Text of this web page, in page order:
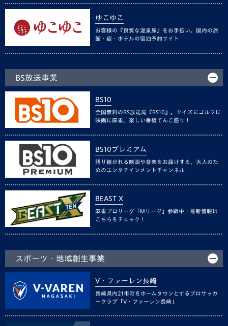
ゆこゆこ
お客様の『良質な温泉旅』をお手伝い。国内の旅
館・宿・ホテルの宿泊予約サイト
BS放送事業
BS10
全国無料のBS放送局『BS10』。クイズにゴルフに
映画に麻雀、楽しい番組てんこ盛り！
BS10プレミアム
語り継がれる映画や音楽をお届けする、大人のた
めのエンタテインメントチャンネル
BEAST X
麻雀プロリーグ「Mリーグ」参戦中！最新情報は
こちらをチェック！
スポーツ・地域創生事業
V・ファーレン長崎
長崎県内21市町をホームタウンとするプロサッカ
ークラブ「V・ファーレン長崎」